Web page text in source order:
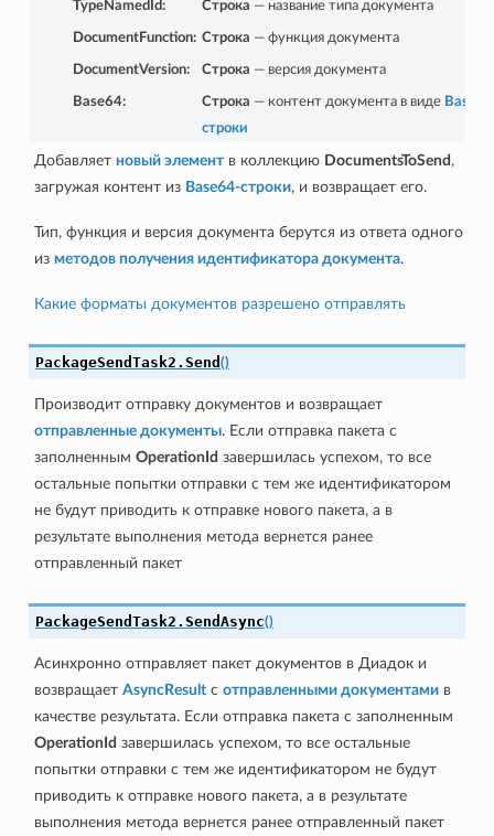
TypeNamedId: Строка — название типа документа
DocumentFunction: Строка — функция документа
DocumentVersion: Строка — версия документа
Base64: Строка — контент документа в виде
строки
Добавляет новый элементв коллекцию DocumentsToSend ,
загружая контент из Base64-строки, и возвращает его.
Тип, функция и версия документа берутся из ответа одного
из методов получения идентификатора документа.
Какие форматы документов разрешено отправлять
PackageSendTask2. Send ()
Производит отправку документов и возвращает
отправленные документы. Если отправка пакета с
заполненным OperationId завершилась успехом, то все
остальные попытки отправки с тем же идентификатором
не будут приводить к отправке нового пакета, а в
результате выполнения метода вернется ранее
отправленный пакет
PackageSendTask2. SendAsync()
Асинхронно отправляет пакет документов в Диадок и
возвращает AsyncResultс отправленными документамив
качестве результата. Если отправка пакета с заполненным
OperationId завершилась успехом, то все остальные
попытки отправки с тем же идентификатором не будут
приводить к отправке нового пакета, а в результате
выполнения метода вернется ранее отправленный пакет